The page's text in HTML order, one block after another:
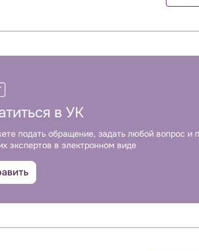
в УК
подать обращение, задать любой вопрос и
экспертов в электронном виде